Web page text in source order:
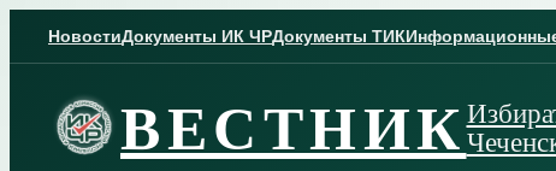
contentНовостиДокументы ИК ЧРДокументы ТИК
ВЕСТНИК